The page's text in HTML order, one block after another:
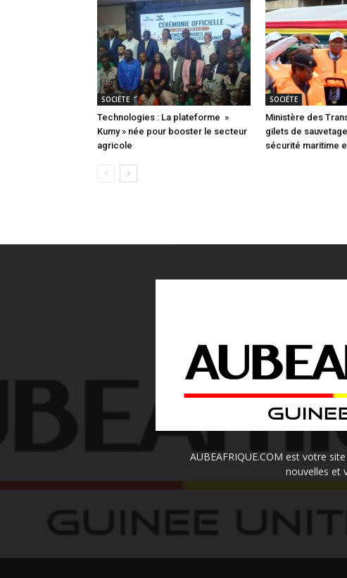
SOCIÉTE
Technologies : La plateforme »
Kumy » née pour booster le secteur
agricole
SOCIÉTE
Ministère des
gilets de
sécurité maritime
AUBEAFRIQUE.COM est votre
nouvelles et